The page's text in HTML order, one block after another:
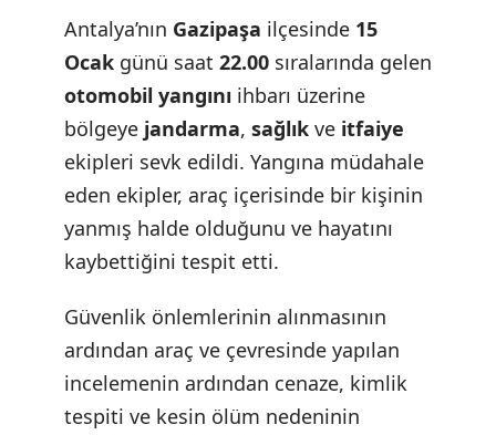
Antalya’nın Gazipaşa ilçesinde 15
Ocakgünü saat 22.00sıralarında gelen
otomobil yangını ihbarı üzerine
bölgeye jandarma, sağlıkve itfaiye
ekipleri sevk edildi. Yangına müdahale
eden ekipler, araç içerisinde bir kişinin
yanmış halde olduğunu ve hayatını
kaybettiğini tespit etti.
Güvenlik önlemlerinin alınmasının
ardından araç ve çevresinde yapılan
incelemenin ardından cenaze, kimlik
tespiti ve kesin ölüm nedeninin